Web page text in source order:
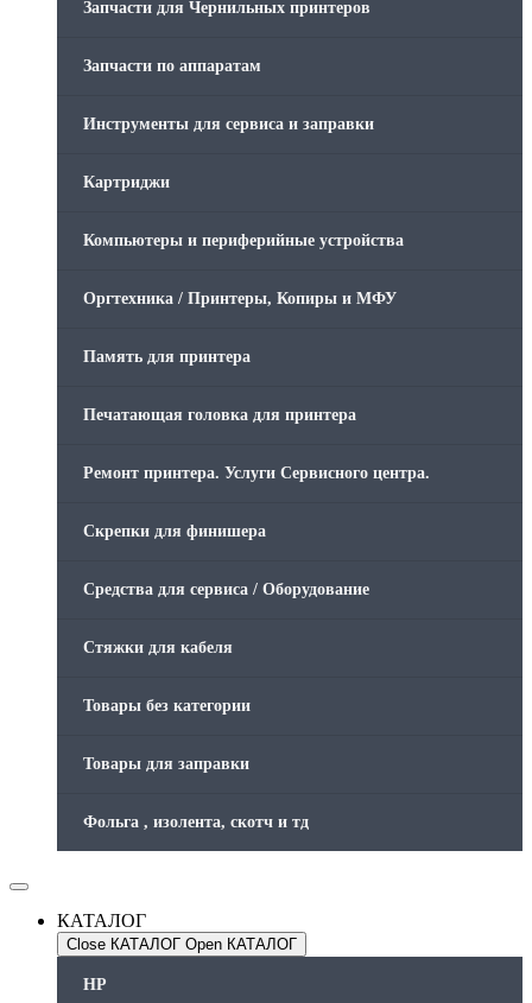
Запчасти для Чернильных принтеров
Запчасти по аппаратам
Инструменты для сервиса и заправки
Картриджи
Компьютеры и периферийные устройства
Оргтехника / Принтеры, Копиры и МФУ
Память для принтера
Печатающая головка для принтера
Ремонт принтера. Услуги Сервисного центра.
Скрепки для финишера
Средства для сервиса / Оборудование
Стяжки для кабеля
Товары без категории
Товары для заправки
Фольга , изолента, скотч и тд
КАТАЛОГ
Close КАТАЛОГ Open КАТАЛОГ
HP